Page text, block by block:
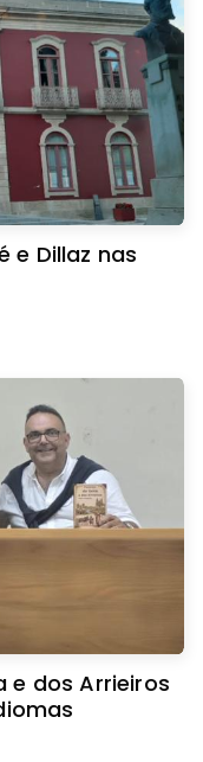
e Dillaz nas
e dos Arrieiros